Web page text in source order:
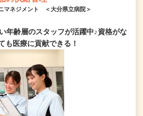
マネジメント ＜大分県立病院＞
年齢層のスタッフが活躍中♪資格がな
も医療に貢献できる！